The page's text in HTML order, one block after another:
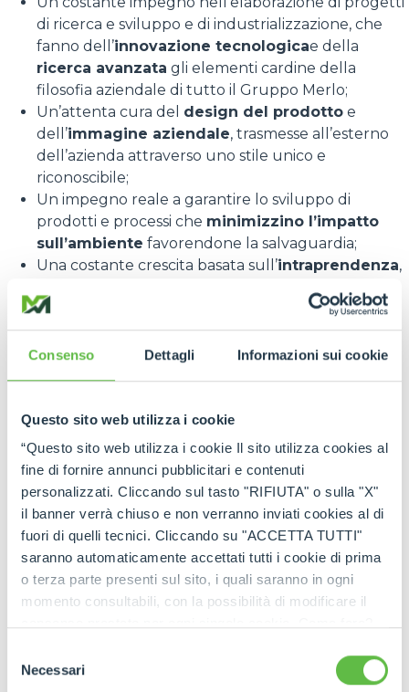
Consenso Dettagli Informazioni sui cookie
Questo sito web utilizza i cookie
“Questo sito web utilizza i cookie Il sito utilizza cookies al
fine di fornire annunci pubblicitari e contenuti
personalizzati. Cliccando sul tasto "RIFIUTA" o sulla "X"
il banner verrà chiuso e non verranno inviati cookies al di
fuori di quelli tecnici. Cliccando su "ACCETTA TUTTI"
saranno automaticamente accettati tutti i cookie di prima
o terza parte presenti sul sito, i quali saranno in ogni
momento consultabili, con la possibilità di modificare il
ogni pagina, selezionare "Modifichi il suo consenso" e
delNecessari
di ricerca e sviluppo e di industrializzazione, che
fanno dell’innovazione tecnologicae della
ricerca avanzata gli elementi cardine della
filosofia aziendale di tutto il Gruppo Merlo;
Un’attenta cura del design del prodotto e
dell’immagine aziendale, trasmesse all’esterno
dell’azienda attraverso uno stile unico e
riconoscibile;
Un impegno reale a garantire lo sviluppo di
prodotti e processi che minimizzino l’impatto
sull’ambiente favorendone la salvaguardia;
Una costante crescita basata sull’intraprendenza,
perdere di vista i
che stanno
alla base di una gestione aziendale che fa del
coinvolgimento e del senso di identificazione con
Risorse Umanein relazione alla qualificazione
professionale e allo sviluppo delle competenze e
di carriera, al fine di rafforzare la motivazione delle
risorse e un crescente impegno nel prevedere
l’inserimento di personale qualificato a svolgere le
mansioni necessarie alla realizzazione di un
prodotto di qualità;
Una grande attenzione al mantenimento di uno
stretto legame con la clientela che si ritrova in